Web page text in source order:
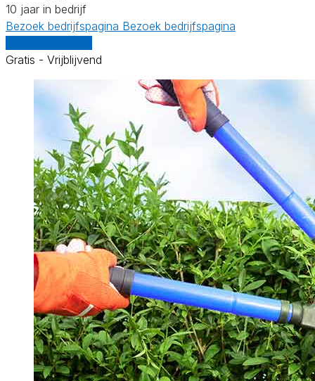
10 jaar in bedrijf
Bezoek bedrijfspagina Bezoek bedrijfspagina
Gratis - Vrijblijvend